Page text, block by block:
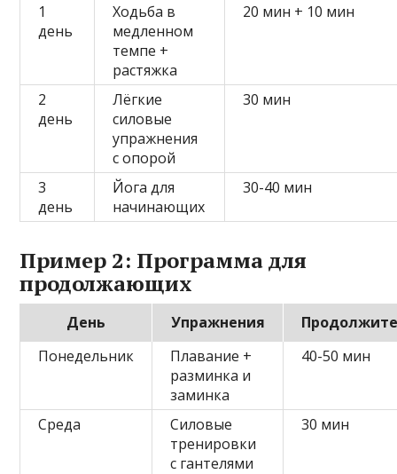
1
день
Ходьба в
медленном
темпе +
растяжка
20 мин + 10 мин
2
день
Лёгкие
силовые
упражнения
с опорой
30 мин
3
день
Йога для
начинающих
30-40 мин
Пример 2: Программа для
продолжающих
День Упражнения
Понедельник
Плавание +
разминка и
заминка
40-50 мин
Среда
Силовые
тренировки
с гантелями
30 мин